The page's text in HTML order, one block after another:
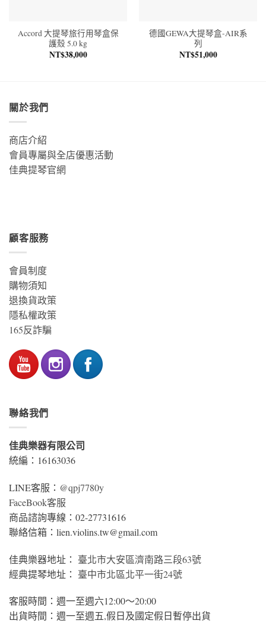
Accord 大提琴旅行用琴盒保
護殼 5.0 kg
NT$38,000
德國GEWA大提琴盒-AIR系
列
NT$51,000
關於我們
商店介紹
會員專屬與全店優惠活動
佳典提琴官網
顧客服務
會員制度
購物須知
退換貨政策
隱私權政策
165反詐騙
聯絡我們
佳典樂器有限公司
統編：16163036
LINE客服： @qpj7780y
FaceBook客服
商品諮詢專線：02-27731616
聯絡信箱：lien.violins.tw@gmail.com
佳典樂器地址： 臺北市大安區濟南路三段63號
經典提琴地址： 臺中市北區北平一街24號
客服時間：週一至週六12:00～20:00
出貨時間：週一至週五,假日及國定假日暫停出貨